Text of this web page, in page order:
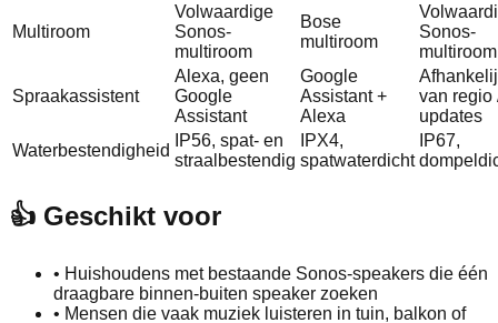
Multiroom
Volwaardige
Sonos-
multiroom
Bose
multiroom
Sonos-
multiroom
Spraakassistent
Alexa, geen
Google
Assistant
Google
Assistant +
Alexa
van regio
updates
Waterbestendigheid
IP56, spat- en
straalbestendig
IPX4,
spatwaterdicht
IP67,
👍 Geschikt voor
• Huishoudens met bestaande Sonos-speakers die één
draagbare binnen-buiten speaker zoeken
• Mensen die vaak muziek luisteren in tuin, balkon of